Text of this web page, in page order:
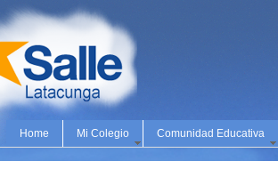
Home Mi Colegio Comunidad Educativa